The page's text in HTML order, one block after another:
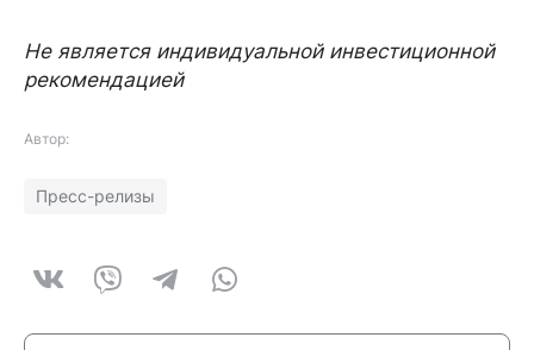
Не является индивидуальной инвестиционной
рекомендацией
Автор:
Пресс-релизы